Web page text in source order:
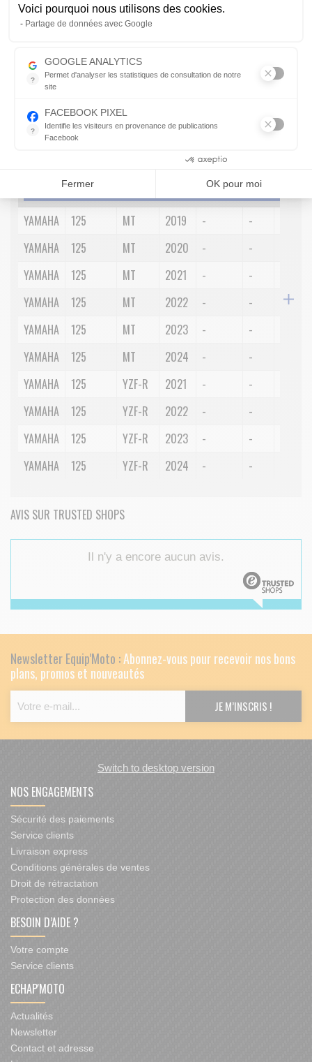
Description détaillée
1.
Marque
2.
Cylindrée
3.
4.
5.
7.
RECHERCHER
YAMAHA
125 MT 2019 - -
YAMAHA
125 MT 2020 - -
YAMAHA
125 MT 2021 - -
YAMAHA
125 MT 2022 - -
-
YAMAHA
125 MT 2023 - -
YAMAHA
125 MT 2024 - -
YAMAHA
125 YZF-R 2021 - -
YAMAHA
125 YZF-R 2022 - -
YAMAHA
125 YZF-R 2023 - -
YAMAHA
125 YZF-R 2024 - -
AVIS SUR TRUSTED SHOPS
Il n'y a encore aucun avis.
Newsletter Equip'Moto :Abonnez-vous pour recevoir nos bons
plans, promos et nouveautés
Switch to desktop version
NOS ENGAGEMENTS
Sécurité des paiements
Service clients
Livraison express
Conditions générales de ventes
Droit de rétractation
Protection des données
BESOIN D’AIDE ?
Votre compte
Service clients
ECHAP'MOTO
Actualités
Newsletter
Contact et adresse
Voici pourquoi nous utilisons des cookies.
Partage de données avec Google
?
GOOGLE ANALYTICS
Permet d'analyser les statistiques de consultation de notre
site
?
FACEBOOK PIXEL
Identifie les visiteurs en provenance de publications
Facebook
Fermer OK pour moi
Axeptio consent